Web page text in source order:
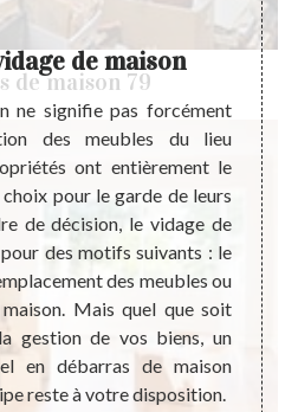
de maison 79
de maison
ne signifie pas forcément
des meubles du lieu
ont entièrement le
pour le garde de leurs
de décision, le vidage de
des motifs suivants : le
des meubles ou
Mais quel que soit
gestion de vos biens, un
en débarras de maison
reste à votre disposition.
ou